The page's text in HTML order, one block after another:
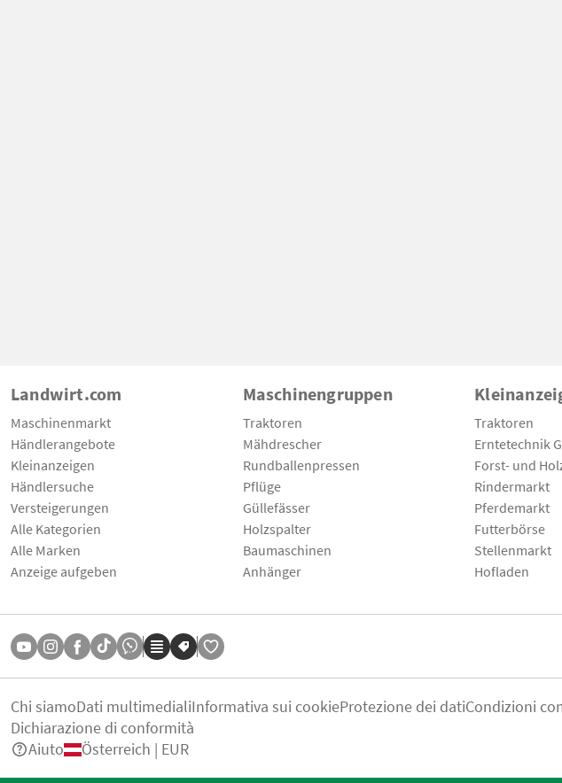
Landwirt.com
Maschinenmarkt
Händlerangebote
Kleinanzeigen
Händlersuche
Versteigerungen
Alle Kategorien
Alle Marken
Anzeige aufgeben
Maschinengruppen
Traktoren
Mähdrescher
Rundballenpressen
Pflüge
Güllefässer
Holzspalter
Baumaschinen
Anhänger
Traktoren
Erntetechnik
Forst- und
Rindermarkt
Pferdemarkt
Futterbörse
Stellenmarkt
Hofladen
Chi siamoDati multimedialiInformativa sui cookieProtezione dei datiCondizioni
Dichiarazione di conformità
Aiuto
Österreich | EUR